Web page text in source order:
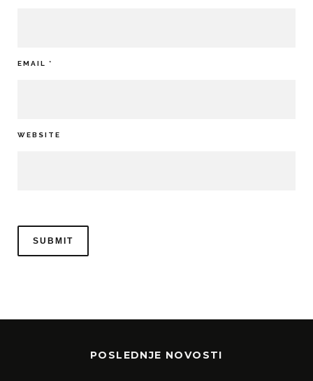
EMAIL *
WEBSITE
POSLEDNJE NOVOSTI